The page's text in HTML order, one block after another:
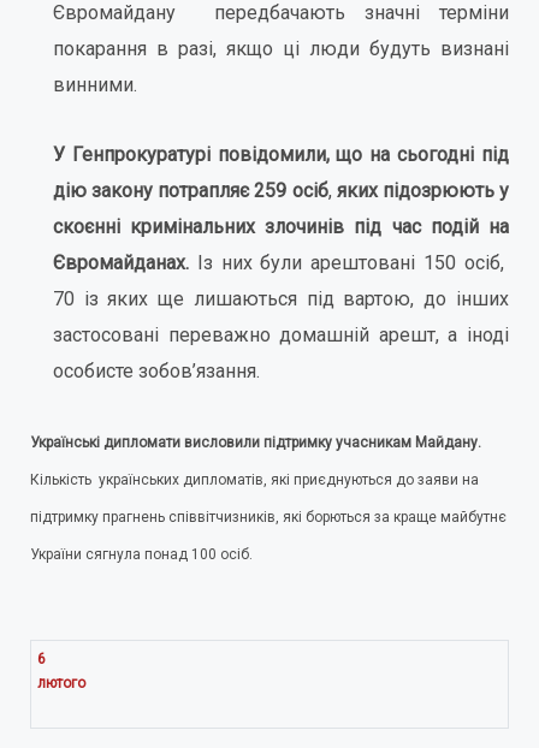
Євромайдану передбачають значні терміни
покарання в разі, якщо ці люди будуть визнані
винними.
У Генпрокуратурі повідомили, що на сьогодні під
дію закону потрапляє 259 осіб, яких підозрюють у
скоєнні кримінальних злочинів під час подій на
Євромайданах.Із них були арештовані 150 осіб,
70 із яких ще лишаються під вартою, до інших
застосовані переважно домашній арешт, а іноді
особисте зобов’язання.
Українські дипломати висловили підтримку учасникам Майдану.
Кількість українських дипломатів, які приєднуються до заяви на
підтримку прагнень співвітчизників, які борються за краще майбутнє
України сягнула понад 100 осіб.
6
лютого